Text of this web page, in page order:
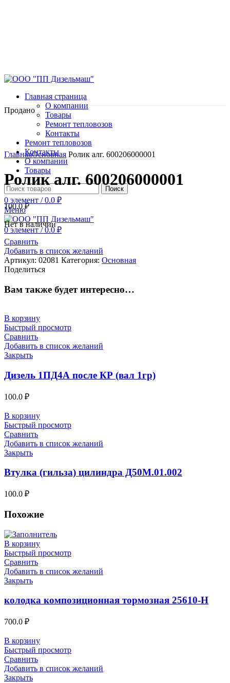
Главная страница
О компании
Товары
Ремонт тепловозов
Контакты
Ремонт тепловозов
Контакты
О компании
Товары
Поиск
0 элемент / 0.0 ₽
Меню
0элемент / 0.0₽
Продано
Нажмите, чтобы увеличить
ГлавнаяОсновная Ролик алг. 600206000001
Ролик алг. 600206000001
100.0₽
Нет в наличии
Сравнить
Добавить в список желаний
Артикул: 02081 Категория: Основная
Поделиться
Вам также будет интересно…
В корзину
Быстрый просмотр
Сравнить
Добавить в список желаний
Закрыть
Дизель 1ПД4А после КР (вал 1гр)
100.0 ₽
В корзину
Быстрый просмотр
Сравнить
Добавить в список желаний
Закрыть
Втулка (гильза) цилиндра Д50М.01.002
100.0 ₽
Похожие
В корзину
Быстрый просмотр
Сравнить
Добавить в список желаний
Закрыть
колодка композиционная тормозная 25610-Н
700.0 ₽
В корзину
Быстрый просмотр
Сравнить
Добавить в список желаний
Закрыть